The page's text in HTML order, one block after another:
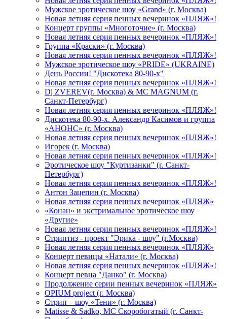
Мужское эротическое шоу «Grand» (г. Москва)
Новая летняя серия пенных вечеринок «ПЛЯЖ»!
Концерт группы «Многоточие» (г. Москва)
Новая летняя серия пенных вечеринок «ПЛЯЖ»!
Группа «Краски» (г. Москва)
Новая летняя серия пенных вечеринок «ПЛЯЖ»!
Мужское эротическое шоу «PRIDE» (UKRAINE)
День России! "Дискотека 80-90-х"
Новая летняя серия пенных вечеринок «ПЛЯЖ»!
Dj ZVEREV(г. Москва) & MC MAGNUM (г.
Санкт-Петербург)
Новая летняя серия пенных вечеринок «ПЛЯЖ»!
Дискотека 80-90-х. Александр Касимов и группа
«АНОНС» (г. Москва)
Новая летняя серия пенных вечеринок «ПЛЯЖ»!
Игорек (г. Москва)
Новая летняя серия пенных вечеринок «ПЛЯЖ»!
Эротическое шоу "Куртизанки" (г. Санкт-
Петербург)
Новая летняя серия пенных вечеринок «ПЛЯЖ»!
Антон Зацепин (г. Москва)
Новая летняя серия пенных вечеринок «ПЛЯЖ»
«Конан» и экстримальное эротическое шоу
«Другие»
Новая летняя серия пенных вечеринок «ПЛЯЖ»!
Стриптиз - проект "Эрика - шоу" (г.Москва)
Новая летняя серия пенных вечеринок «ПЛЯЖ»
Концерт певицы «Натали» (г. Москва)
Новая летняя серия пенных вечеринок «ПЛЯЖ»!
Концерт певца "Данко" (г. Москва)
Продолжение серии пенных вечеринок «ПЛЯЖ»
OPIUM project (г. Москва)
Стрип – шоу «Тени» (г. Москва)
Matissе & Sadko, MC Скоробогатый (г. Санкт-